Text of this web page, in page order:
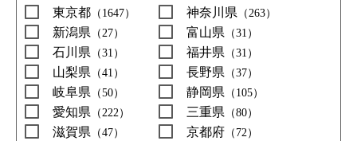
東京都 （1647） 神奈川県 （263）
新潟県 （27） 富山県 （31）
石川県 （31） 福井県 （31）
山梨県 （41） 長野県 （37）
岐阜県 （50） 静岡県 （105）
愛知県 （222） 三重県 （80）
滋賀県 （47） 京都府 （72）